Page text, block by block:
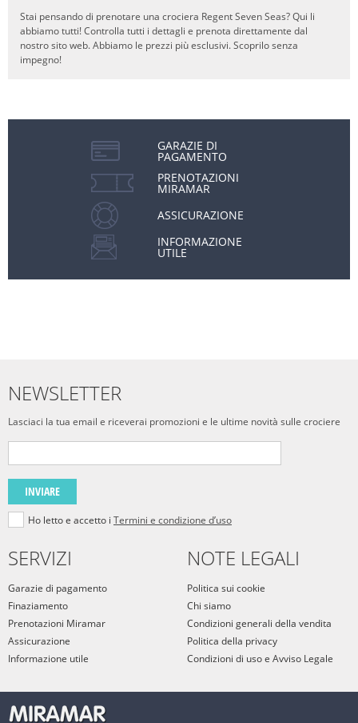
Stai pensando di prenotare una crociera Regent Seven Seas? Qui li
abbiamo tutti! Controlla tutti i dettagli e prenota direttamente dal
nostro sito web. Abbiamo le prezzi più esclusivi. Scoprilo senza
impegno!
GARAZIE DI
PAGAMENTO
PRENOTAZIONI
MIRAMAR
ASSICURAZIONE
INFORMAZIONE
UTILE
NEWSLETTER
Lasciaci la tua email e riceverai promozioni e le ultime novità sulle crociere
INVIARE
Ho letto e accetto i Termini e condizione d’uso
SERVIZI
Garazie di pagamento
Finaziamento
Prenotazioni Miramar
Assicurazione
Informazione utile
NOTE LEGALI
Politica sui cookie
Chi siamo
Condizioni generali della vendita
Politica della privacy
Condizioni di uso e Avviso Legale